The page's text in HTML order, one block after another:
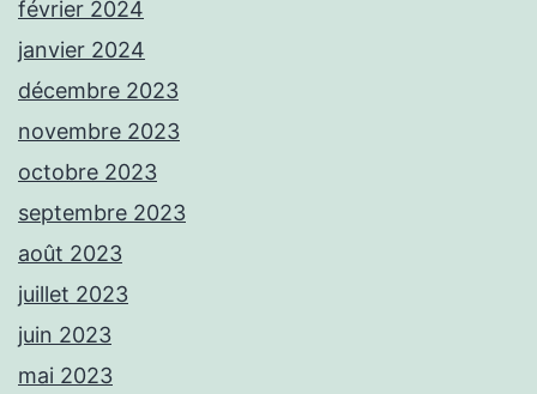
février 2024
janvier 2024
décembre 2023
novembre 2023
octobre 2023
septembre 2023
août 2023
juillet 2023
juin 2023
mai 2023